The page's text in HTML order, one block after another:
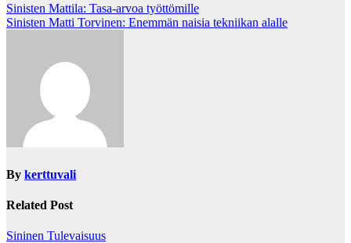
Post
navigation
Sinisten Mattila: Tasa-arvoa työttömille
Sinisten Matti Torvinen: Enemmän naisia tekniikan alalle
By kerttuvali
Related Post
Sininen Tulevaisuus